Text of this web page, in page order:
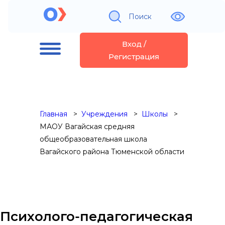
Поиск
Вход /
Регистрация
Главная Учреждения
Школы
МАОУ Вагайская средняя
общеобразовательная школа
Вагайского района Тюменской области
Психолого-педагогическая